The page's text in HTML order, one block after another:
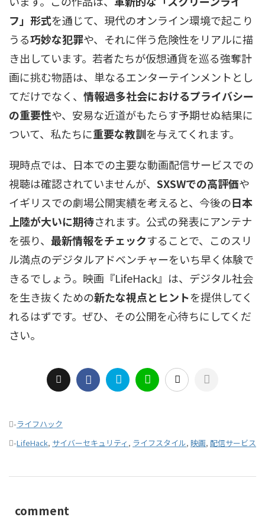
フ」形式を通じて、現代のオンライン環境で起こり
うる巧妙な犯罪や、それに伴う危険性をリアルに描
き出しています。若者たちが仮想通貨を巡る強奪計
画に挑む物語は、単なるエンターテインメントとし
てだけでなく、 情報過多社会におけるプライバシー
の重要性や、安易な近道がもたらす予期せぬ結果に
ついて、私たちに重要な教訓を与えてくれます。
現時点では、日本での主要な動画配信サービスでの
視聴は確認されていませんが、 SXSWでの高評価や
イギリスでの劇場公開実績を考えると、今後の日本
上陸が大いに期待されます。公式の発表にアンテナ
を張り、 最新情報をチェックすることで、このスリ
ル満点のデジタルアドベンチャーをいち早く体験で
きるでしょう。映画『LifeHack』は、デジタル社会
を生き抜くための新たな視点とヒントを提供してく
れるはずです。ぜひ、その公開を心待ちにしてくだ
さい。
-ライフハック
-LifeHack, サイバーセキュリティ , ライフスタイル, 映画, 配信サービス
comment